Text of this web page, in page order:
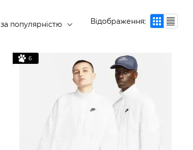
за популярністю Відображення:
6